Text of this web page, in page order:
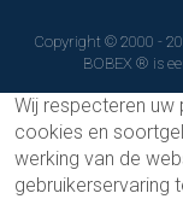
Copyright © 2000 -
BOBEX ® is
Wij respecteren uw
cookies en
werking van de
gebruikerservaring